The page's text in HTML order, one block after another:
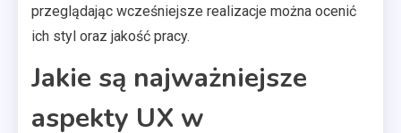
przeglądając wcześniejsze realizacje można ocenić
ich styl oraz jakość pracy.
Jakie są najważniejsze
aspekty UX w